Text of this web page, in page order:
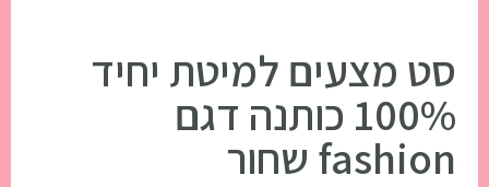
סט מצעים למיטת יחיד
100% כותנה דגם
fashion שחור